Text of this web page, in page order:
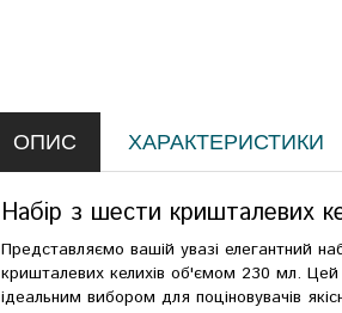
ОПИС ХАРАКТЕРИСТИКИ
Набір з шести кришталевих
Представляємо вашій увазі елегантний
кришталевих келихів об'ємом 230 мл. Цей
ідеальним вибором для поціновувачів